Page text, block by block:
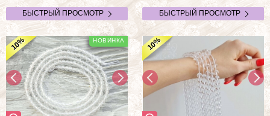
БЫСТРЫЙ ПРОСМОТР БЫСТРЫЙ ПРОСМОТР
10% 10%